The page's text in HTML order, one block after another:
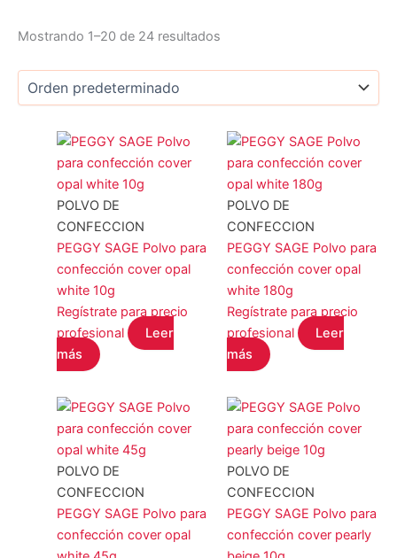
JANSSEN COSMETICS
KRYOLAN
MAXYMOVA(0)
NOYLES(0)
PEGGY SAGE
STALEKS (0)
YOSHI(0)
COLOR del producto
Filtro
Mostrando 1–20 de 24 resultados
POLVO DE
CONFECCION
PEGGY SAGE Polvo para
confección cover opal
white 10g
Regístrate para precio
profesional
Leer
más
POLVO DE
CONFECCION
PEGGY SAGE Polvo para
confección cover opal
white 180g
Regístrate para precio
profesional
Leer
más
POLVO DE
CONFECCION
PEGGY SAGE Polvo para
confección cover opal
POLVO DE
CONFECCION
PEGGY SAGE Polvo para
confección cover pearly